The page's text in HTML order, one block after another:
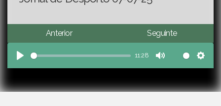
Anterior Seguinte
Play
11:28
Mute